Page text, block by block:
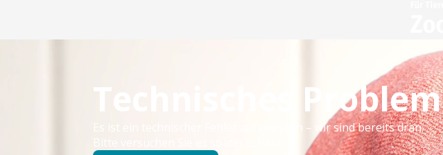
Technisches Problem
Es ist ein technischer Fehler aufgetreten – wir sind bereits dran.
Bitte versuchen Sie es später erneut.